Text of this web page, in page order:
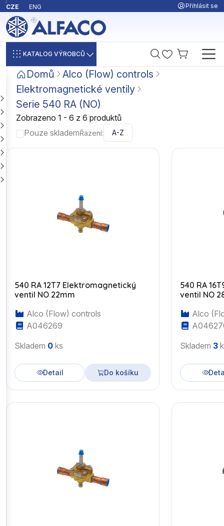
CZE ENG Přihlásit se
KATALOG VÝROBCŮ
Domů
Alco (Flow) controls
Elektromagnetické ventily
Serie 540 RA (NO)
Zobrazeno 1 - 6 z 6 produktů
Pouze sklademŘazení:
540 RA 12T7 Elektromagnetický
ventil NO 22mm
Alco (Flow) controls
A046269
Skladem 0 ks
Detail Do košíku
540 RA
ventil NO
Alco
Skladem 3